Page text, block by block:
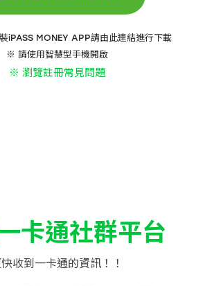
iPASS MONEY APP請由此連結進行下載
※ 請使用智慧型手機開啟
※ 瀏覽註冊常見問題
卡通社群平台
收到一卡通的資訊！！